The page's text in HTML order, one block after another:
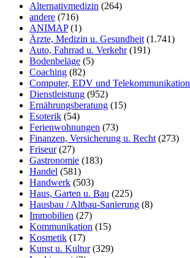
Alternativmedizin (264)
andere (716)
ANIMAP(1)
Ärzte, Medizin u. Gesundheit (1.741)
Auto, Fahrrad u. Verkehr(191)
Bodenbeläge (5)
Coaching (82)
Computer, EDV und Telekommunikation
Dienstleistung (952)
Ernährungsberatung (15)
Esoterik (54)
Ferienwohnungen (73)
Finanzen, Versicherung u. Recht (273)
Friseur(27)
Gastronomie (183)
Handel (581)
Handwerk (503)
Haus, Garten u. Bau (225)
Hausbau / Altbau-Sanierung (8)
Immobilien (27)
Kommunikation (15)
Kosmetik (17)
Kunst u. Kultur(329)